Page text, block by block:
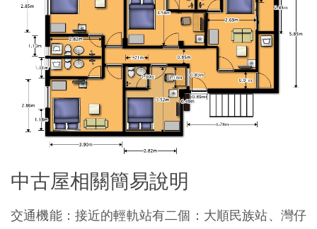
中古屋相關簡易說明
交通機能：接近的輕軌站有二個：大順民族站、灣仔